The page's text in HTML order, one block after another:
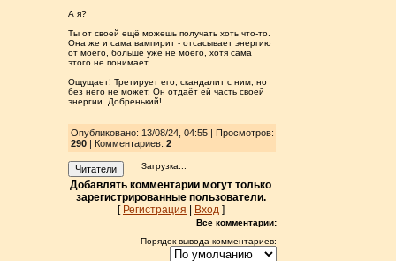
А я?
Ты от своей ещё можешь получать хоть что-то.
Она же и сама вампирит - отсасывает энергию
от моего, больше уже не моего, хотя сама
этого не понимает.
Ощущает! Третирует его, скандалит с ним, но
без него не может. Он отдаёт ей часть своей
энергии. Добренький!
Опубликовано: 13/08/24, 04:55 | Просмотров:
290| Комментариев: 2
Читатели Загрузка...
Добавлять комментарии могут только
зарегистрированные пользователи.
[ Регистрация Вход]
Все комментарии:
Порядок вывода комментариев: